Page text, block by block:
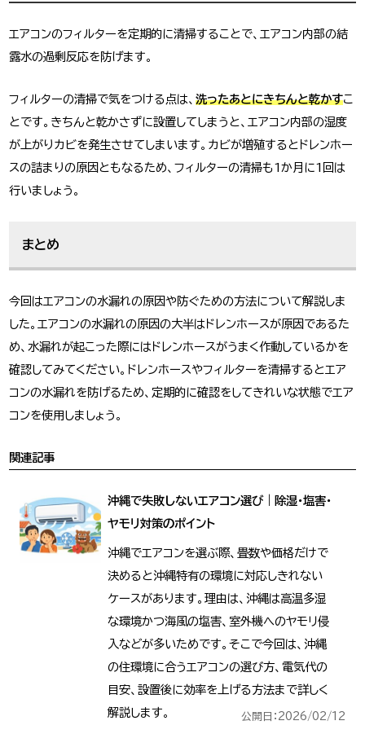
エアコンのフィルターを定期的に清掃することで、エアコン内部の結
露水の過剰反応を防げます。
フィルターの清掃で気をつける点は、洗ったあとにきちんと乾かすこ
とです。きちんと乾かさずに設置してしまうと、エアコン内部の湿度
が上がりカビを発生させてしまいます。カビが増殖するとドレンホー
スの詰まりの原因ともなるため、フィルターの清掃も1か月に1回は
行いましょう。
まとめ
今回はエアコンの水漏れの原因や防ぐための方法について解説しま
した。エアコンの水漏れの原因の大半はドレンホースが原因であるた
め、水漏れが起こった際にはドレンホースがうまく作動しているかを
確認してみてください。ドレンホースやフィルターを清掃するとエア
コンの水漏れを防げるため、定期的に確認をしてきれいな状態でエア
コンを使用しましょう。
関連記事
沖縄で失敗しないエアコン選び｜除湿・塩害・
ヤモリ対策のポイント
沖縄でエアコンを選ぶ際、畳数や価格だけで
決めると沖縄特有の環境に対応しきれない
ケースがあります。理由は、沖縄は高温多湿
な環境かつ海風の塩害、室外機へのヤモリ侵
入などが多いためです。そこで今回は、沖縄
の住環境に合うエアコンの選び方、電気代の
目安、設置後に効率を上げる方法まで詳しく
解説します。
公開日：2026/02/12